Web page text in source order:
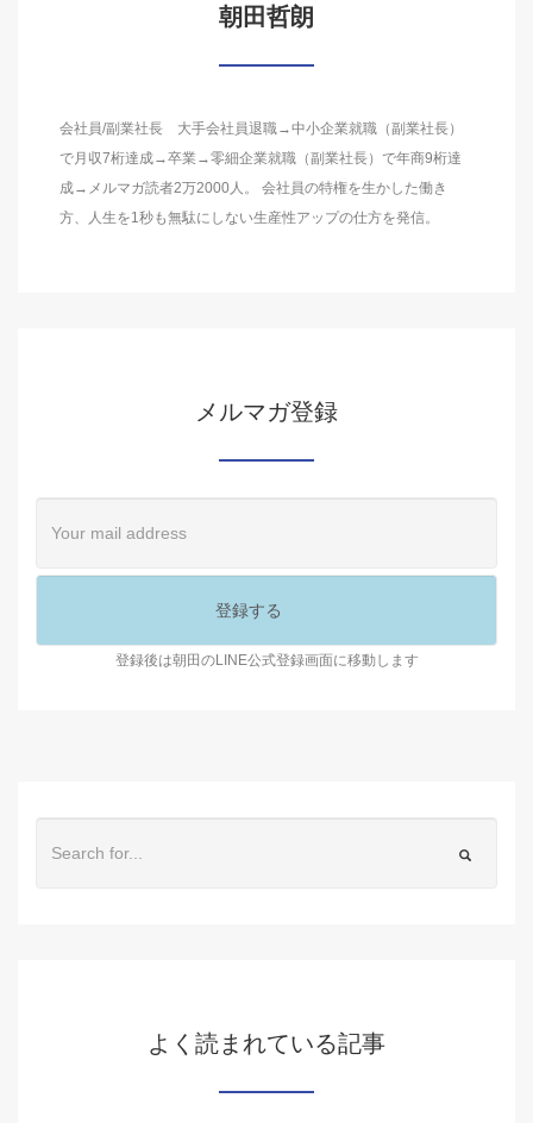
朝田哲朗
会社員/副業社長 大手会社員退職→中小企業就職（副業社長）
で月収7桁達成→卒業→零細企業就職（副業社長）で年商9桁達
成→メルマガ読者2万2000人。 会社員の特権を生かした働き
方、人生を1秒も無駄にしない生産性アップの仕方を発信。
メルマガ登録
登録後は朝田のLINE公式登録画面に移動します
よく読まれている記事